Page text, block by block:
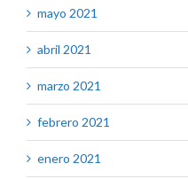
mayo 2021
abril 2021
marzo 2021
febrero 2021
enero 2021